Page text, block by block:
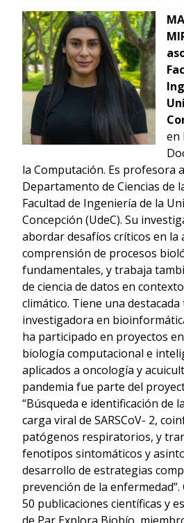
en
la Computación. Es profesora
Departamento de Ciencias de
Facultad de Ingeniería de la
Concepción (UdeC). Su
abordar desafíos críticos en la
comprensión de procesos
fundamentales, y trabaja
de ciencia de datos en
climático. Tiene una
investigadora en
ha participado en proyectos
biología computacional e
aplicados a oncología y
pandemia fue parte del
“Búsqueda e identificación de
carga viral de SARSCoV- 2,
patógenos respiratorios, y
fenotipos sintomáticos y
desarrollo de estrategias
prevención de la
50 publicaciones científicas y